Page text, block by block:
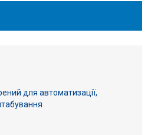
для автоматизації,